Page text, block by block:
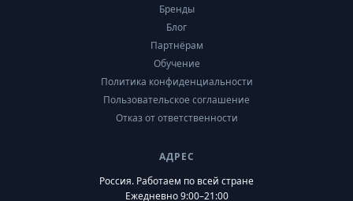
Бренды
Блог
Партнёрам
Обучение
Политика конфиденциальности
Пользовательское соглашение
Отказ от ответственности
АДРЕС
Россия. Работаем по всей стране
Ежедневно 9:00–21:00